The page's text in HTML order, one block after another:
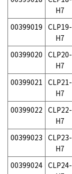
H7
00399019 CLP19-
H7
00399020 CLP20-
H7
00399021 CLP21-
H7
00399022 CLP22-
H7
00399023 CLP23-
H7
00399024 CLP24-